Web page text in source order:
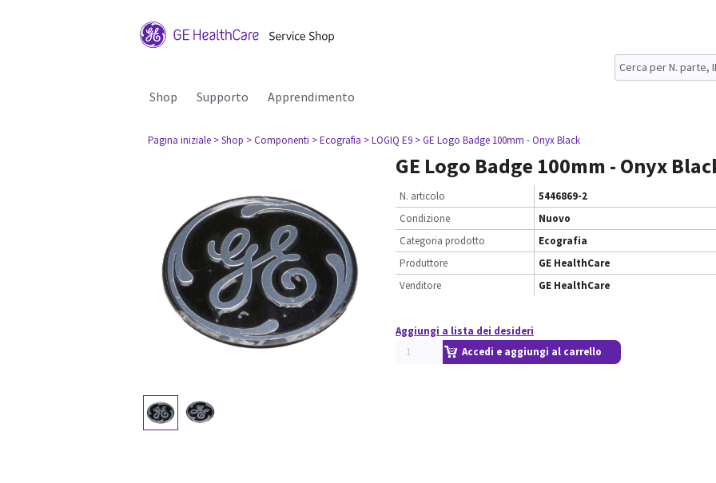
Shop Supporto Apprendimento
Pagina iniziale > Shop > Componenti > Ecografia > LOGIQ E9 > GE Logo Badge 100mm - Onyx Black
GE Logo Badge 100mm - Onyx
N. articolo
5446869-2
Condizione
Nuovo
Categoria prodotto
Ecografia
Produttore
GE HealthCare
Venditore
GE HealthCare
Aggiungi a lista dei desideri
Accedi e aggiungi al carrello